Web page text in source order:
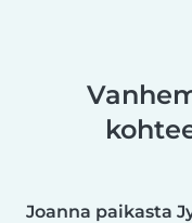
Joanna paikasta